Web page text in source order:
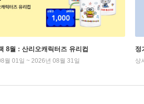
8월 : 산리오캐릭터즈 유리컵
월 01일 ~ 2026년 08월 31일
정
상